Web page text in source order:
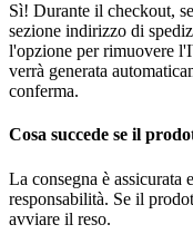
Sì! Durante il checkout,
sezione indirizzo di
l'opzione per rimuovere
verrà generata
conferma.
Cosa succede se il
La consegna è assicurata
responsabilità. Se il
avviare il reso.